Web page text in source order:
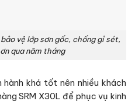
vệ lớp sơn gốc, chống gỉ sét,
qua năm tháng
khá tốt nên nhiều khách
SRM X30L để phục vụ kinh